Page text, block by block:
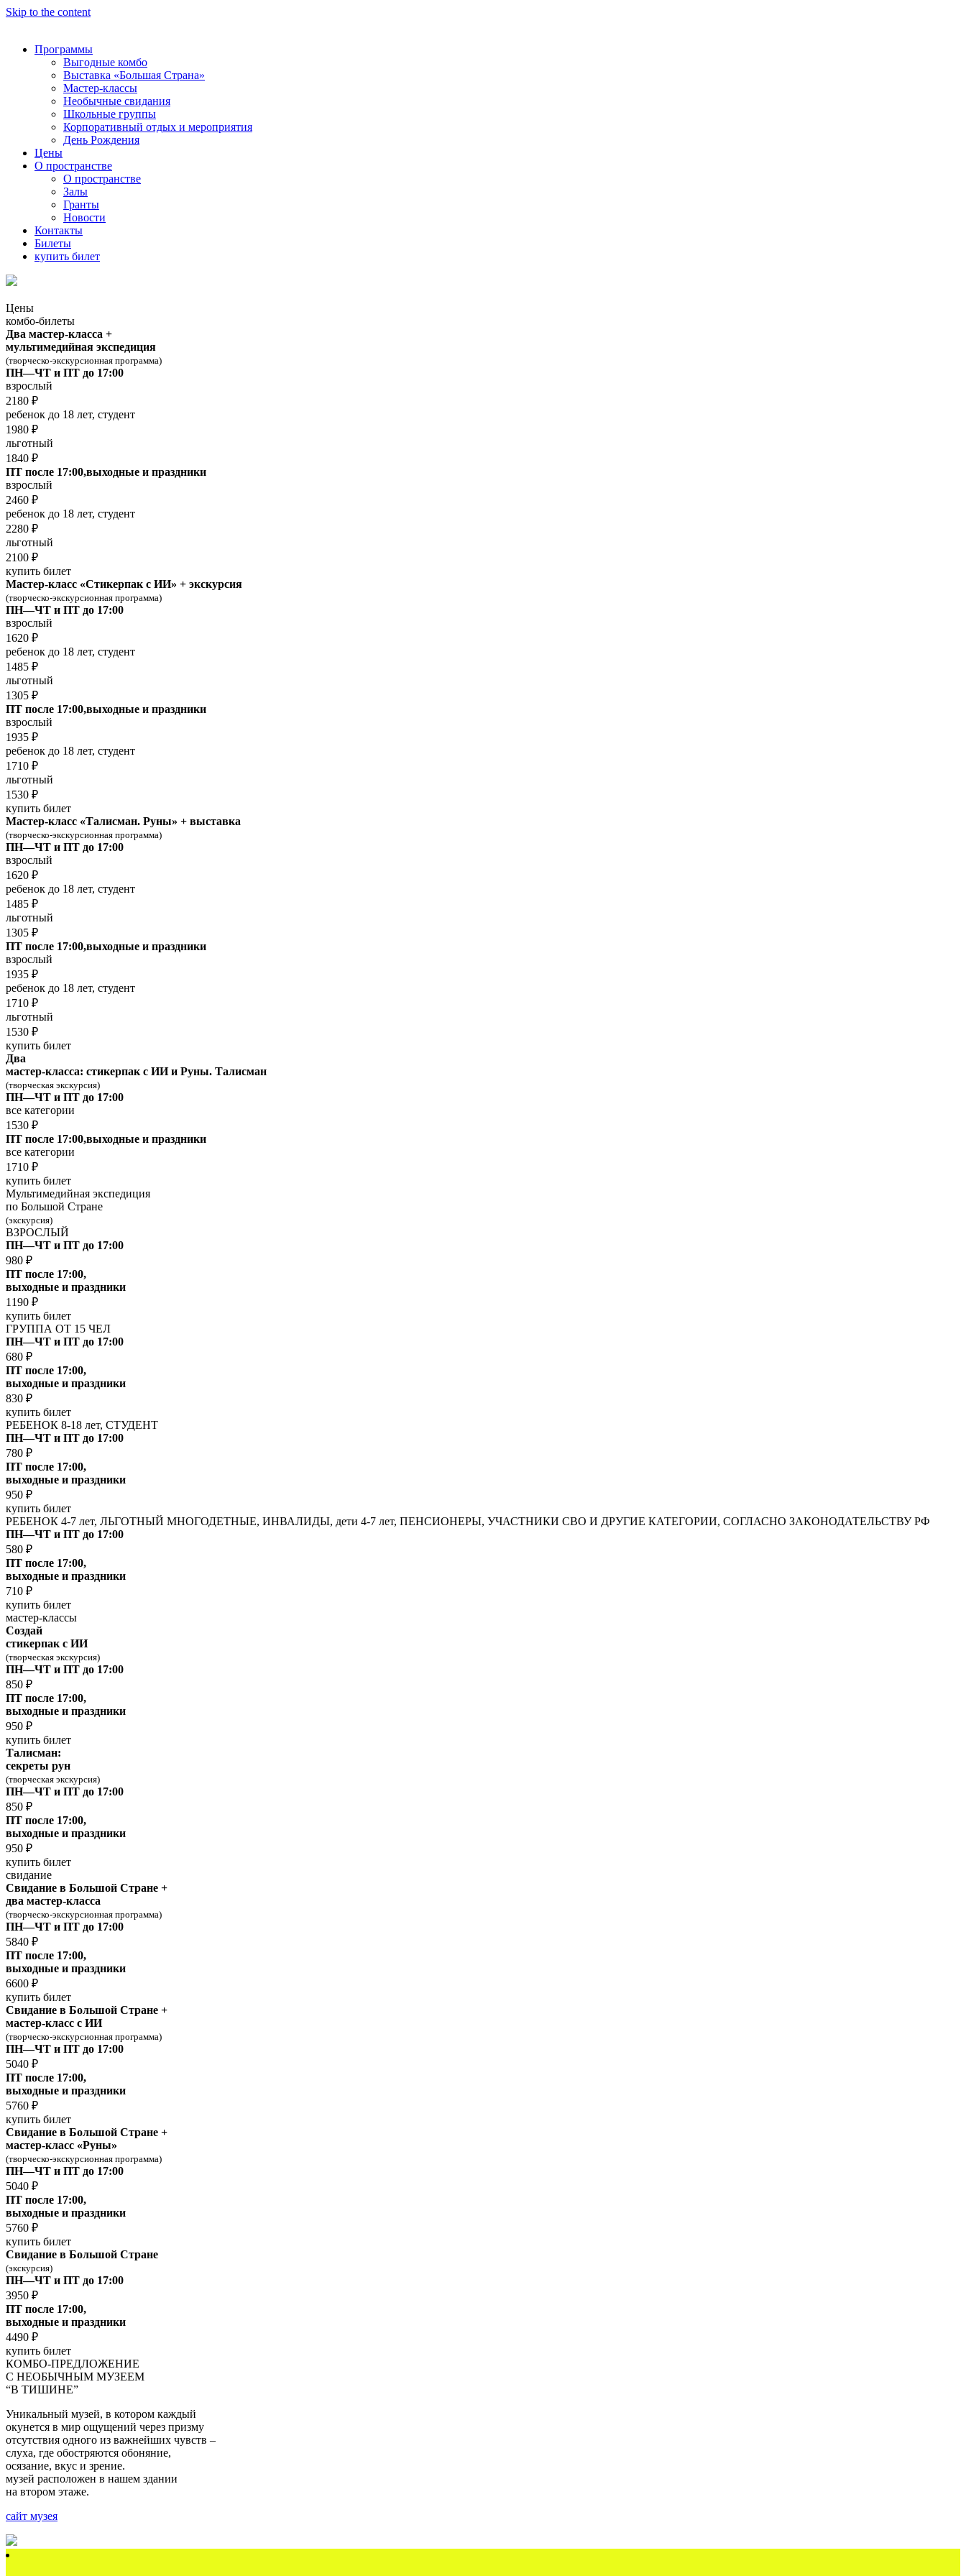
Skip to the content
Программы
Выгодные комбо
Выставка «Большая Страна»
Мастер-классы
Необычные свидания
Школьные группы
Корпоративный отдых и мероприятия
День Рождения
Цены
О пространстве
О пространстве
Залы
Гранты
Новости
Контакты
Билеты
купить билет
Цены
комбо-билеты
Два мастер-класса +
мультимедийная экспедиция
(творческо-экскурсионная программа)
ПН—ЧТ и ПТ до 17:00
взрослый
2180 ₽
ребенок до 18 лет, студент
1980 ₽
льготный
1840 ₽
ПТ после 17:00,выходные и праздники
взрослый
2460 ₽
ребенок до 18 лет, студент
2280 ₽
льготный
2100 ₽
купить билет
Мастер-класс «Стикерпак с ИИ» + экскурсия
(творческо-экскурсионная программа)
ПН—ЧТ и ПТ до 17:00
взрослый
1620 ₽
ребенок до 18 лет, студент
1485 ₽
льготный
1305 ₽
ПТ после 17:00,выходные и праздники
взрослый
1935 ₽
ребенок до 18 лет, студент
1710 ₽
льготный
1530 ₽
купить билет
Мастер-класс «Талисман. Руны» + выставка
(творческо-экскурсионная программа)
ПН—ЧТ и ПТ до 17:00
взрослый
1620 ₽
ребенок до 18 лет, студент
1485 ₽
льготный
1305 ₽
ПТ после 17:00,выходные и праздники
взрослый
1935 ₽
ребенок до 18 лет, студент
1710 ₽
льготный
1530 ₽
купить билет
Два
мастер-класса: стикерпак с ИИ и Руны. Талисман
(творческая экскурсия)
ПН—ЧТ и ПТ до 17:00
все категории
1530 ₽
ПТ после 17:00,выходные и праздники
все категории
1710 ₽
купить билет
Мультимедийная экспедиция
по Большой Стране
(экскурсия)
ВЗРОСЛЫЙ
ПН—ЧТ и ПТ до 17:00
980 ₽
ПТ после 17:00,
выходные и праздники
1190 ₽
купить билет
ГРУППА ОТ 15 ЧЕЛ
ПН—ЧТ и ПТ до 17:00
680 ₽
ПТ после 17:00,
выходные и праздники
830 ₽
купить билет
РЕБЕНОК 8-18 лет, СТУДЕНТ
ПН—ЧТ и ПТ до 17:00
780 ₽
ПТ после 17:00,
выходные и праздники
950 ₽
купить билет
РЕБЕНОК 4-7 лет, ЛЬГОТНЫЙ МНОГОДЕТНЫЕ, ИНВАЛИДЫ, дети 4-7 лет, ПЕНСИОНЕРЫ, УЧАСТНИКИ СВО И ДРУГИЕ КАТЕГОРИИ, СОГЛАСНО ЗАКОНОДАТЕЛЬСТВУ РФ
ПН—ЧТ и ПТ до 17:00
580 ₽
ПТ после 17:00,
выходные и праздники
710 ₽
купить билет
мастер-классы
Cоздай
стикерпак с ИИ
(творческая экскурсия)
ПН—ЧТ и ПТ до 17:00
850 ₽
ПТ после 17:00,
выходные и праздники
950 ₽
купить билет
Талисман:
секреты рун
(творческая экскурсия)
ПН—ЧТ и ПТ до 17:00
850 ₽
ПТ после 17:00,
выходные и праздники
950 ₽
купить билет
свидание
Свидание в Большой Стране +
два мастер-класса
(творческо-экскурсионная программа)
ПН—ЧТ и ПТ до 17:00
5840 ₽
ПТ после 17:00,
выходные и праздники
6600 ₽
купить билет
Свидание в Большой Стране +
мастер-класс с ИИ
(творческо-экскурсионная программа)
ПН—ЧТ и ПТ до 17:00
5040 ₽
ПТ после 17:00,
выходные и праздники
5760 ₽
купить билет
Свидание в Большой Стране +
мастер-класс «Руны»
(творческо-экскурсионная программа)
ПН—ЧТ и ПТ до 17:00
5040 ₽
ПТ после 17:00,
выходные и праздники
5760 ₽
купить билет
Свидание в Большой Стране
(экскурсия)
ПН—ЧТ и ПТ до 17:00
3950 ₽
ПТ после 17:00,
выходные и праздники
4490 ₽
купить билет
КОМБО-ПРЕДЛОЖЕНИЕ
С НЕОБЫЧНЫМ МУЗЕЕМ
“В ТИШИНЕ”
Уникальный музей, в котором каждый
окунется в мир ощущений через призму
отсутствия одного из важнейших чувств –
слуха, где обостряются обоняние,
осязание, вкус и зрение.
музей расположен в нашем здании
на втором этаже.
сайт музея